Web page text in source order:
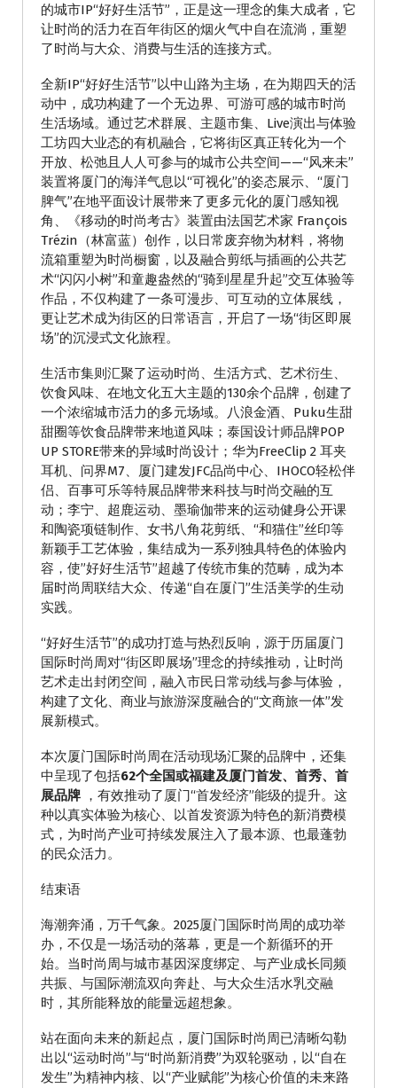
的城市IP“好好生活节”，正是这一理念的集大成者，它
让时尚的活力在百年街区的烟火气中自在流淌，重塑
了时尚与大众、消费与生活的连接方式。
全新IP“好好生活节”以中山路为主场，在为期四天的活
动中，成功构建了一个无边界、可游可感的城市时尚
生活场域。通过艺术群展、主题市集、Live演出与体验
工坊四大业态的有机融合，它将街区真正转化为一个
开放、松弛且人人可参与的城市公共空间——“风来未”
装置将厦门的海洋气息以“可视化”的姿态展示、“厦门
脾气”在地平面设计展带来了更多元化的厦门感知视
角、《移动的时尚考古》装置由法国艺术家 François
Trézin（林富蓝）创作，以日常废弃物为材料，将物
流箱重塑为时尚橱窗，以及融合剪纸与插画的公共艺
术“闪闪小树”和童趣盎然的“骑到星星升起”交互体验等
作品，不仅构建了一条可漫步、可互动的立体展线，
更让艺术成为街区的日常语言，开启了一场“街区即展
场”的沉浸式文化旅程。
生活市集则汇聚了运动时尚、生活方式、艺术衍生、
饮食风味、在地文化五大主题的130余个品牌，创建了
一个浓缩城市活力的多元场域。八浪金酒、Puku生甜
甜圈等饮食品牌带来地道风味；泰国设计师品牌POP
UP STORE带来的异域时尚设计；华为FreeClip 2 耳夹
耳机、问界M7、厦门建发JFC品尚中心、IHOCO轻松伴
侣、百事可乐等特展品牌带来科技与时尚交融的互
动；李宁、超鹿运动、墨瑜伽带来的运动健身公开课
和陶瓷项链制作、女书八角花剪纸、“和猫住”丝印等
新颖手工艺体验，集结成为一系列独具特色的体验内
容，使”好好生活节”超越了传统市集的范畴，成为本
届时尚周联结大众、传递“自在厦门”生活美学的生动
实践。
“好好生活节”的成功打造与热烈反响，源于历届厦门
国际时尚周对“街区即展场”理念的持续推动，让时尚
艺术走出封闭空间，融入市民日常动线与参与体验，
构建了文化、商业与旅游深度融合的“文商旅一体”发
展新模式。
本次厦门国际时尚周在活动现场汇聚的品牌中，还集
中呈现了包括62个全国或福建及厦门首发、首秀、首
展品牌 ，有效推动了厦门“首发经济”能级的提升。这
种以真实体验为核心、以首发资源为特色的新消费模
式，为时尚产业可持续发展注入了最本源、也最蓬勃
的民众活力。
结束语
海潮奔涌，万千气象。2025厦门国际时尚周的成功举
办，不仅是一场活动的落幕，更是一个新循环的开
始。当时尚周与城市基因深度绑定、与产业成长同频
共振、与国际潮流双向奔赴、与大众生活水乳交融
时，其所能释放的能量远超想象。
站在面向未来的新起点，厦门国际时尚周已清晰勾勒
出以“运动时尚”与“时尚新消费”为双轮驱动，以“自在
发生”为精神内核、以“产业赋能”为核心价值的未来路